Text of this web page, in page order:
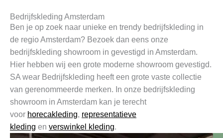
Bedrijfskleding Amsterdam
Ben je op zoek naar unieke en trendy bedrijfskleding in
de regio Amsterdam? Bezoek dan eens onze
bedrijfskleding showroom in gevestigd in Amsterdam.
Hier hebben wij een grote moderne showroom gevestigd.
SA wear Bedrijfskleding heeft een grote vaste collectie
van gerenommeerde merken. In onze bedrijfskleding
showroom in Amsterdam kan je terecht
voor horecakleding, representatieve
kleding en verswinkel kleding.